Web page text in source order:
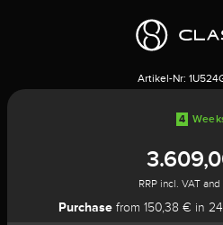
Artikel-Nr:
4
RRP incl. VAT
Purchasefrom 150,38 € in